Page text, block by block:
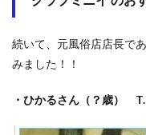
続いて、元風俗店店長で
みました！！
・ひかるさん（？歳） T.